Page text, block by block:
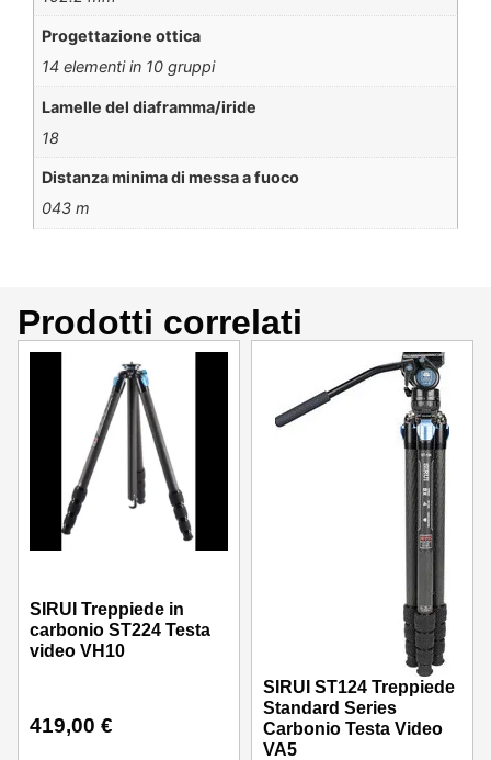
Progettazione ottica
14 elementi in 10 gruppi
Lamelle del diaframma/iride
18
Distanza minima di messa a fuoco
043 m
Prodotti correlati
SIRUI Treppiede in
carbonio ST224 Testa
video VH10
419,00 €
SIRUI ST124 Treppiede
Standard Series
Carbonio Testa Video
VA5